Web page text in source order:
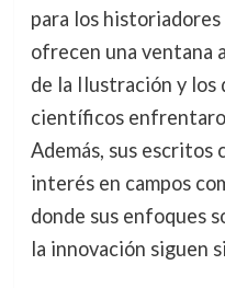
para los historiadores
ofrecen una ventana
de la Ilustración y los
científicos
Además, sus escritos
interés en campos
donde sus enfoques
la innovación siguen